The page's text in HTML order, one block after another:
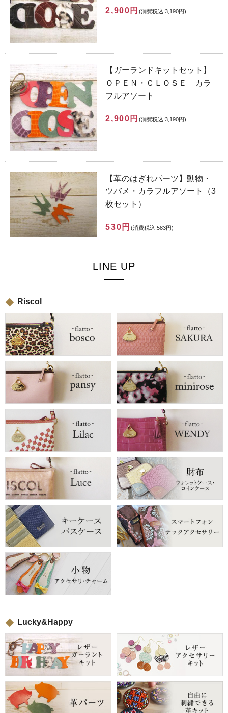
2,900円 (消費税込:3,190円)
【ガーランドキットセット】
ＯＰＥＮ・ＣＬＯＳＥ カラ
フルアソート
2,900円 (消費税込:3,190円)
【革のはぎれパーツ】動物・
ツバメ・カラフルアソート（3
枚セット）
530円 (消費税込:583円)
LINE UP
Riscol
Lucky&Happy